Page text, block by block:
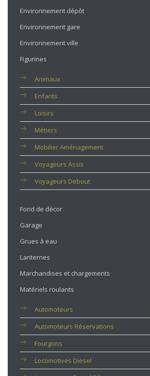
Environnement dépôt
Environnement gare
Environnement ville
Figurines
Animaux
Enfants
Loisirs
Métiers
Mobilier Aménagement
Voyageurs Assis
Voyageurs Debout
Fond de décor
Garage
Grues à eau
Lanternes
Marchandises et chargements
Matériels roulants
Automoteurs
Automoteurs Réservations
Fourgons
Locomotives Diesel